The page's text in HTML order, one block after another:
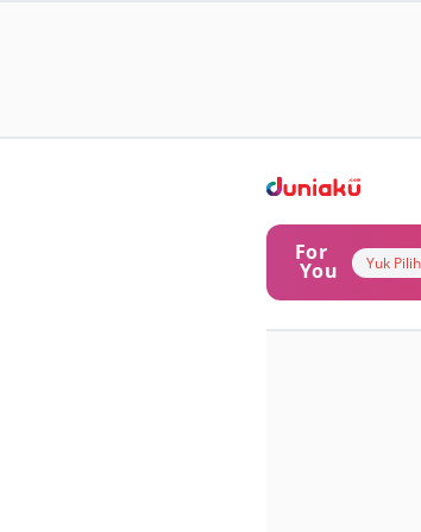
For
You Yuk